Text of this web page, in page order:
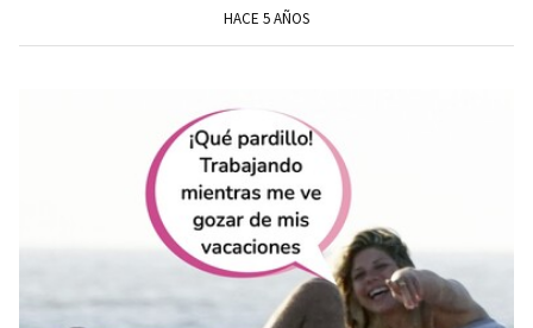
HACE 5 AÑOS